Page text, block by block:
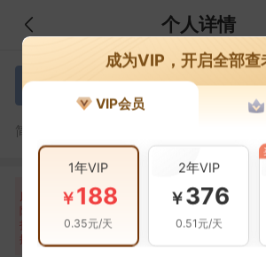
个人详情
沈 沈强
简介：
风
险
扫
描
自身风险
暂无风险
关联风险
经营异常(12条)
成为VIP，开启全部查
VIP会员
1年VIP
￥188
0.35元/天
2年VIP
￥376
0.51元/天